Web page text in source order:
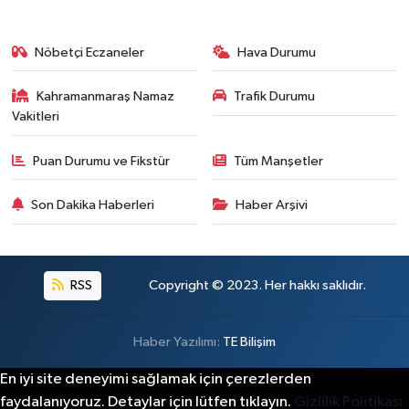
Nöbetçi Eczaneler Hava Durumu
Kahramanmaraş Namaz
Vakitleri
Trafik Durumu
Puan Durumu ve Fikstür Tüm Manşetler
Son Dakika Haberleri Haber Arşivi
RSS Copyright © 2023. Her hakkı saklıdır.
Haber Yazılımı: TE Bilişim
En iyi site deneyimi sağlamak için çerezlerden
faydalanıyoruz. Detaylar için lütfen tıklayın. Gizlilik Politikası